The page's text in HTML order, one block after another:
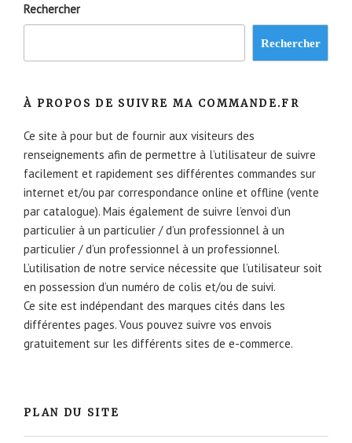
Rechercher
Rechercher
À PROPOS DE SUIVRE MA COMMANDE.FR
Ce site à pour but de fournir aux visiteurs des
renseignements afin de permettre à l’utilisateur de suivre
facilement et rapidement ses différentes commandes sur
internet et/ou par correspondance online et offline (vente
par catalogue). Mais également de suivre l’envoi d’un
particulier à un particulier / d’un professionnel à un
particulier / d’un professionnel à un professionnel.
L’utilisation de notre service nécessite que l’utilisateur soit
en possession d’un numéro de colis et/ou de suivi.
Ce site est indépendant des marques cités dans les
différentes pages. Vous pouvez suivre vos envois
gratuitement sur les différents sites de e-commerce.
PLAN DU SITE